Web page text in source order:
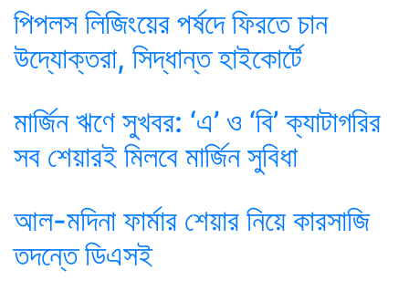
পিপলস লিজিংয়ের পর্ষদে ফিরতে চান
উদ্যোক্তরা, সিদ্ধান্ত হাইকোর্টে
মার্জিন ঋণে সুখবর: ‘এ’ ও ‘বি’ ক্যাটাগরির
সব শেয়ারই মিলবে মার্জিন সুবিধা
আল-মদিনা ফার্মার শেয়ার নিয়ে কারসাজি
তদন্তে ডিএসই